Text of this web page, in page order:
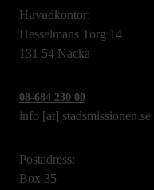
Huvudkontor:
Hesselmans Torg 14
131 54 Nacka
08-684 230 00
info [at] stadsmissionen.se
Postadress:
Box 35